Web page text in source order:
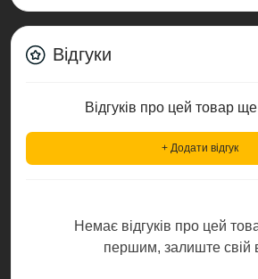
Відгуки
Відгуків про цей товар
+ Додати відгук
Немає відгуків про цей
першим, залиште свій